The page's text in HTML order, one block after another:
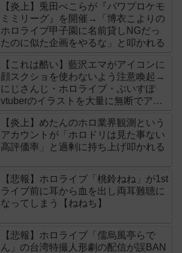
【炎上】兎田ぺこらが『パワプロケモ
ミミリーグ』を開催→「博衣こよりの
ホロライブ甲子園に名前貸しNGだっ
たのに似た企画をやるな」と叩かれる
【これは酷い】藍沢エマがアイコンに
顔スクショを使わないよう注意喚起→
にじさんじ・ホロライブ・ぶいすぽ
vtuberのイラストを大量に無断でアイ
「NeoBright（ネオブライト）」が謝
罪！
【炎上】めたんのホロ業界観測という
アカウントが「ホロドリは見た事ない
高評価率」と過剰に持ち上げ叩かれる
【悲報】ホロライブ「桃鈴ねね」が1st
ライブ前に耳から血を出し両耳難聴に
なってしまう【ねねち】
【悲報】ホロライブ「儒烏風亭らで
ん」の台湾特撮人形劇の配信が誤BAN